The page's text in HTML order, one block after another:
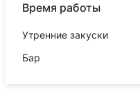
Время работы
Утренние закуски
Бар